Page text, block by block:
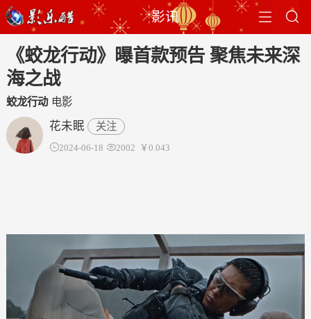
 
影讯
《蛟龙行动》曝首款预告 聚焦未来深
海之战
蛟龙行动 电影
花未眠 关注
2024-06-18 2002 ￥0.043